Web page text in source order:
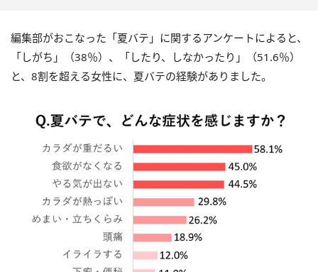
編集部がおこなった「夏バテ」に関するアンケートによると、
「しがち」（38％）、「したり、しなかったり」（51.6％）
と、8割を超える女性に、夏バテの経験がありました。